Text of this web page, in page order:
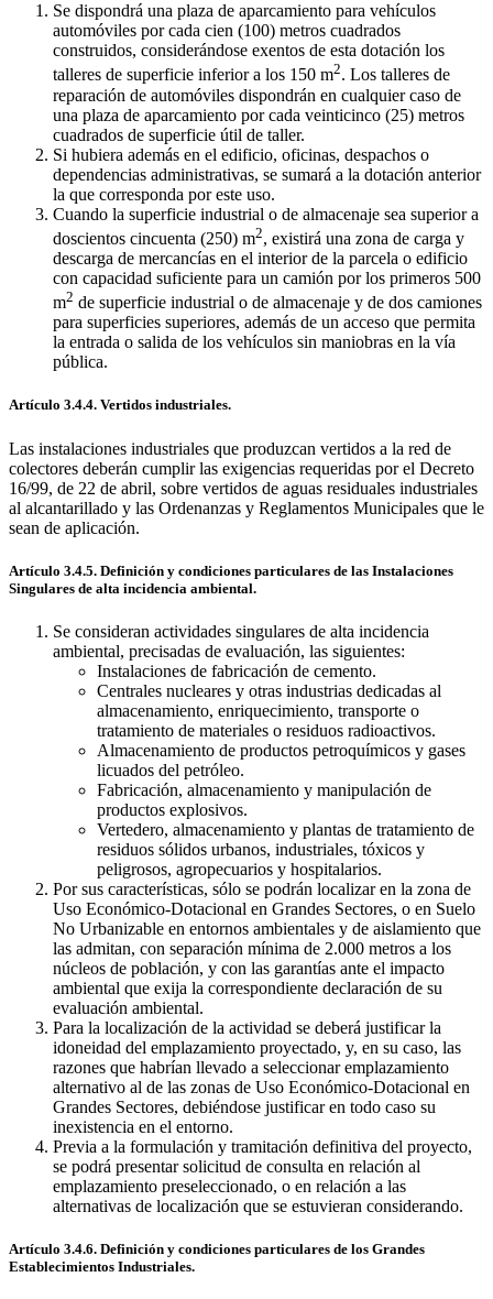
Se dispondrá una plaza de aparcamiento para vehículos
automóviles por cada cien (100) metros cuadrados
construidos, considerándose exentos de esta dotación los
talleres de superficie inferior a los 150 m2. Los talleres de
reparación de automóviles dispondrán en cualquier caso de
una plaza de aparcamiento por cada veinticinco (25) metros
cuadrados de superficie útil de taller.
Si hubiera además en el edificio, oficinas, despachos o
dependencias administrativas, se sumará a la dotación anterior
la que corresponda por este uso.
Cuando la superficie industrial o de almacenaje sea superior a
doscientos cincuenta (250) m2, existirá una zona de carga y
descarga de mercancías en el interior de la parcela o edificio
con capacidad suficiente para un camión por los primeros 500
m2 de superficie industrial o de almacenaje y de dos camiones
para superficies superiores, además de un acceso que permita
la entrada o salida de los vehículos sin maniobras en la vía
pública.
Artículo 3.4.4. Vertidos industriales.
Las instalaciones industriales que produzcan vertidos a la red de
colectores deberán cumplir las exigencias requeridas por el Decreto
16/99, de 22 de abril, sobre vertidos de aguas residuales industriales
al alcantarillado y las Ordenanzas y Reglamentos Municipales que le
sean de aplicación.
Artículo 3.4.5. Definición y condiciones particulares de las Instalaciones
Singulares de alta incidencia ambiental.
Se consideran actividades singulares de alta incidencia
ambiental, precisadas de evaluación, las siguientes:
Instalaciones de fabricación de cemento.
Centrales nucleares y otras industrias dedicadas al
almacenamiento, enriquecimiento, transporte o
tratamiento de materiales o residuos radioactivos.
Almacenamiento de productos petroquímicos y gases
licuados del petróleo.
Fabricación, almacenamiento y manipulación de
productos explosivos.
Vertedero, almacenamiento y plantas de tratamiento de
residuos sólidos urbanos, industriales, tóxicos y
peligrosos, agropecuarios y hospitalarios.
Por sus características, sólo se podrán localizar en la zona de
Uso Económico-Dotacional en Grandes Sectores, o en Suelo
No Urbanizable en entornos ambientales y de aislamiento que
las admitan, con separación mínima de 2.000 metros a los
núcleos de población, y con las garantías ante el impacto
ambiental que exija la correspondiente declaración de su
evaluación ambiental.
Para la localización de la actividad se deberá justificar la
idoneidad del emplazamiento proyectado, y, en su caso, las
razones que habrían llevado a seleccionar emplazamiento
alternativo al de las zonas de Uso Económico-Dotacional en
Grandes Sectores, debiéndose justificar en todo caso su
inexistencia en el entorno.
Previa a la formulación y tramitación definitiva del proyecto,
se podrá presentar solicitud de consulta en relación al
emplazamiento preseleccionado, o en relación a las
alternativas de localización que se estuvieran considerando.
Artículo 3.4.6. Definición y condiciones particulares de los Grandes
Establecimientos Industriales.